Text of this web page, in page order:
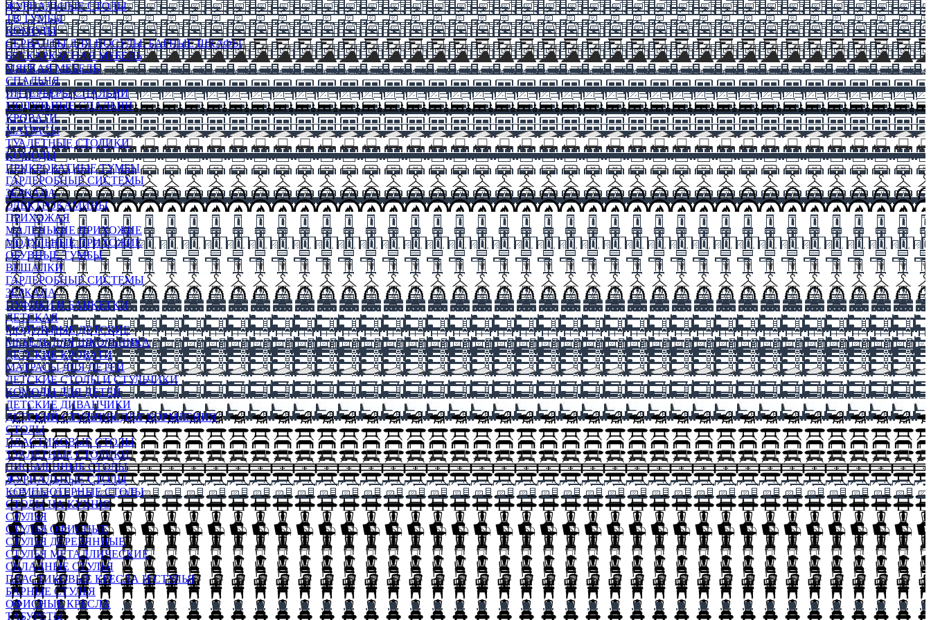
ЖУРНАЛЬНЫЕ СТОЛЫ
ТВ ТУМБЫ
КОМОДЫ
СЕРВАНТЫ ДЛЯ ПОСУДЫ, БАРНЫЕ ШКАФЫ
БЕСКАРКАСНАЯ МЕБЕЛЬ
МЯГКАЯ МЕБЕЛЬ
СПАЛЬНЯ
ИНТЕРЬЕРЫ СПАЛЬНИ
МОДУЛЬНЫЕ СПАЛЬНИ
КРОВАТИ
МАТРАСЫ
ТУАЛЕТНЫЕ СТОЛИКИ
КОМОДЫ
ПРИКРОВАТНЫЕ ТУМБЫ
ГАРДЕРОБНЫЕ СИСТЕМЫ
ЗЕРКАЛА
ЭЛЕКТРОКАМИНЫ
ПРИХОЖАЯ
МАЛЕНЬКИЕ ПРИХОЖИЕ
МОДУЛЬНЫЕ ПРИХОЖИЕ
ОБУВНЫЕ ТУМБЫ
ВЕШАЛКИ
ГАРДЕРОБНЫЕ СИСТЕМЫ
ЗЕРКАЛА
ПУФИКИ И БАНКЕТКИ
ДЕТСКАЯ
МОДУЛЬНЫЕ ДЕТСКИЕ
МЕБЕЛЬ ДЛЯ ШКОЛЬНИКА
ДЕТСКИЕ КРОВАТИ
МАТРАСЫ ДЛЯ ДЕТЕЙ
ДЕТСКИЕ СТОЛЫ И СТУЛЬЧИКИ
КОМОДЫ ДЛЯ ДЕТЕЙ
ДЕТСКИЕ ДИВАНЧИКИ
ДЕТСКИЙ СТУЛЬЧИК ДЛЯ КОРМЛЕНИЯ
СТОЛЫ
ПЛАСТИКОВЫЕ СТОЛЫ
ТУАЛЕТНЫЕ СТОЛИКИ
ПИСЬМЕННЫЕ СТОЛЫ
ЖУРНАЛЬНЫЕ СТОЛЫ
КОМПЬЮТЕРНЫЕ СТОЛЫ
СТОЛЫ НА КУХНЮ
СТУЛЬЯ
СТУЛЬЯ ОФИСНЫЕ
СТУЛЬЯ ДЕРЕВЯННЫЕ
СТУЛЬЯ МЕТАЛЛИЧЕСКИЕ
СКЛАДНЫЕ СТУЛЬЯ
ПЛАСТИКОВЫЕ КРЕСЛА И СТУЛЬЯ
БАРНЫЕ СТУЛЬЯ
ОФИСНЫЕ КРЕСЛА
ТАБУРЕТЫ